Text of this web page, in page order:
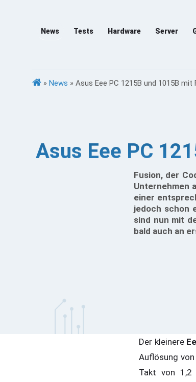
News Tests Hardware Server
» News » Asus Eee PC 1215B und 1015B
Asus Eee PC
Fusion, der
Unternehmen
einer
jedoch schon
sind nun mit
bald auch an
Der kleinere
Auflösung
Takt von 1,2